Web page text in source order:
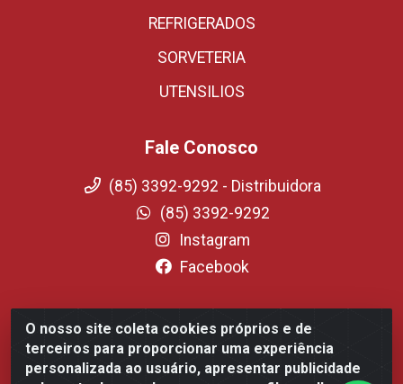
O nosso site coleta cookies próprios e de
terceiros para proporcionar uma experiência
personalizada ao usuário, apresentar publicidade
REFRIGERADOS
SORVETERIA
UTENSILIOS
Fale Conosco
(85) 3392-9292 - Distribuidora
(85) 3392-9292
Instagram
Facebook
Fortali Distribuidora de Alimentos LTDA - Avenida
Tomaz Coelho, 1268 - Messejana, Fortaleza/CE - CEP
60.863-254- CNPJ 09.317.318.0001-75